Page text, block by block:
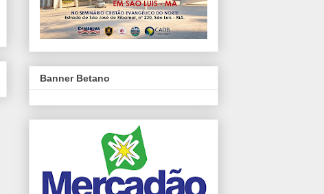
Banner Betano